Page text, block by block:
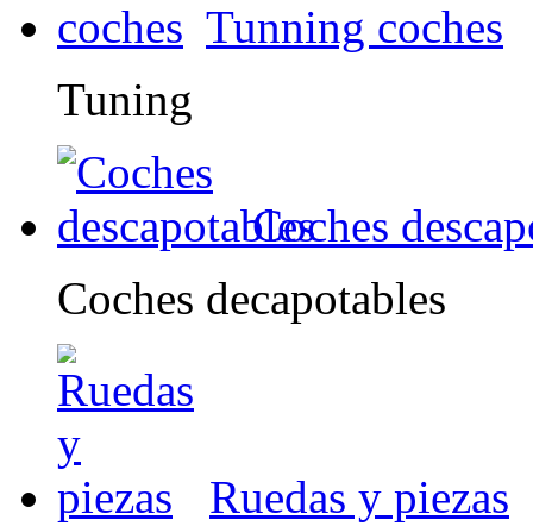
Tunning coches
Tuning
Coches
Coches decapotables
Ruedas y piezas